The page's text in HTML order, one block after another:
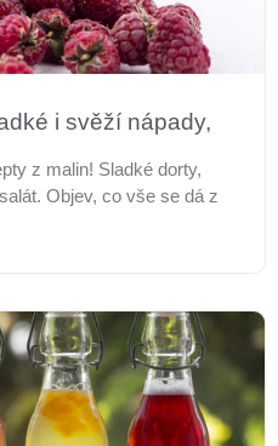
i svěží nápady,
z malin! Sladké dorty,
Objev, co vše se dá z